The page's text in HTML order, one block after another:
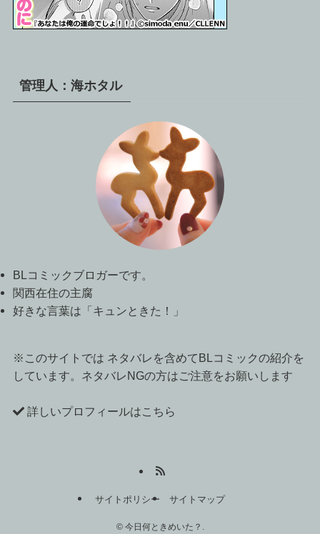
管理人：海ホタル
BLコミックブロガーです。
関西在住の主腐
好きな言葉は「キュンときた！」
※このサイトでは ネタバレを含めてBLコミックの紹介を
しています。ネタバレNGの方はご注意をお願いします
詳しいプロフィールはこちら
サイトポリシー サイトマップ
©今日何ときめいた？.